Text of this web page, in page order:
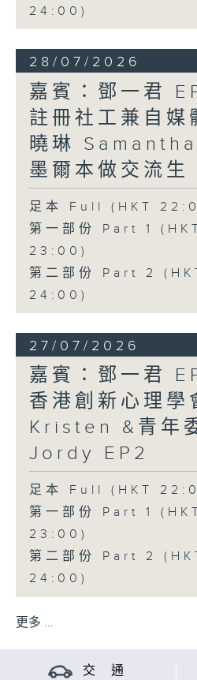
24:00)
28/07/2026
嘉賓：鄧一君
註冊社工兼自媒
曉琳
墨爾本做交流生
足本 Full (HKT
第一部份 Part 1
23:00)
第二部份 Part 2
24:00)
27/07/2026
嘉賓：鄧一君
香港創新心理學
Kristen &青年
Jordy EP2
足本 Full (HKT
第一部份 Part 1
23:00)
第二部份 Part 2
24:00)
更多 ...
交 通